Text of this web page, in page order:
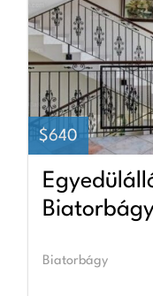
$640
Biatorbágy